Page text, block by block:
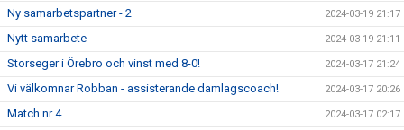
Ny samarbetspartner - 2 2024-03-19 21:17
Nytt samarbete 2024-03-19 21:11
Storseger i Örebro och vinst med 8-0! 2024-03-17 21:24
Vi välkomnar Robban - assisterande damlagscoach! 2024-03-17 20:26
Match nr 4 2024-03-17 02:17